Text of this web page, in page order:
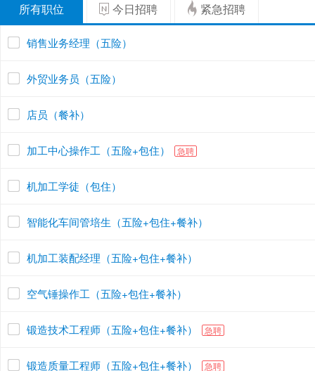
所有职位 今日招聘 紧急招聘
销售业务经理（五险）
外贸业务员（五险）
店员（餐补）
加工中心操作工（五险+包住） 急聘
机加工学徒（包住）
智能化车间管培生（五险+包住+餐补）
机加工装配经理（五险+包住+餐补）
空气锤操作工（五险+包住+餐补）
锻造技术工程师（五险+包住+餐补） 急聘
锻造质量工程师（五险+包住+餐补） 急聘